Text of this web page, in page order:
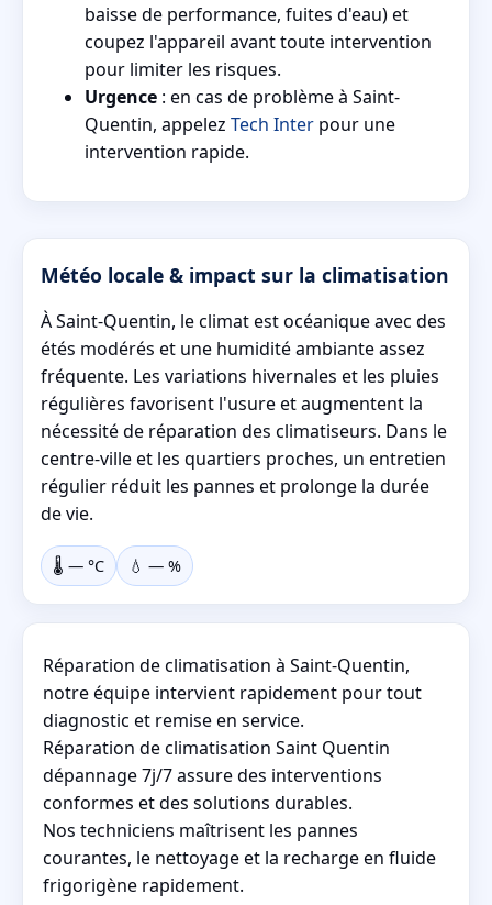
baisse de performance, fuites d'eau) et
coupez l'appareil avant toute intervention
pour limiter les risques.
Urgence : en cas de problème à Saint-
Quentin, appelez Tech Inter pour une
intervention rapide.
Météo locale & impact sur la climatisation
À Saint-Quentin, le climat est océanique avec des
étés modérés et une humidité ambiante assez
fréquente. Les variations hivernales et les pluies
régulières favorisent l'usure et augmentent la
nécessité de réparation des climatiseurs. Dans le
centre-ville et les quartiers proches, un entretien
régulier réduit les pannes et prolonge la durée
de vie.
🌡️ — °C 💧 — %
Réparation de climatisation à Saint-Quentin,
notre équipe intervient rapidement pour tout
diagnostic et remise en service.
Réparation de climatisation Saint Quentin
dépannage 7j/7 assure des interventions
conformes et des solutions durables.
Nos techniciens maîtrisent les pannes
courantes, le nettoyage et la recharge en fluide
frigorigène rapidement.